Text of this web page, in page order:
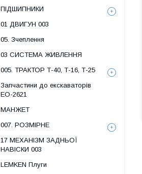
ПІДШИПНИКИ
01 ДВИГУН 003
05. Зчеплення
03 СИСТЕМА ЖИВЛЕННЯ
005. ТРАКТОР Т-40, Т-16, Т-25
Запчастини до екскаваторів
ЕО-2621
МАНЖЕТ
007. РОЗМІРНЕ
17 МЕХАНІЗМ ЗАДНЬОЇ
НАВІСКИ 003
LEMKEN Плуги